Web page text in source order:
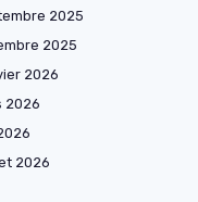
2025
2025
2026
2026
2026